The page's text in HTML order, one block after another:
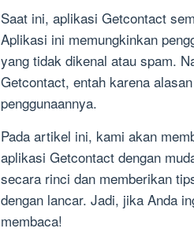
Saat ini, aplikasi Getcontact
Aplikasi ini memungkinkan
yang tidak dikenal atau spam.
Getcontact, entah karena
penggunaannya.
Pada artikel ini, kami akan
aplikasi Getcontact dengan
secara rinci dan memberikan
dengan lancar. Jadi, jika Anda
membaca!